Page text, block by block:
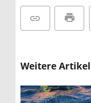
Weitere Artikel